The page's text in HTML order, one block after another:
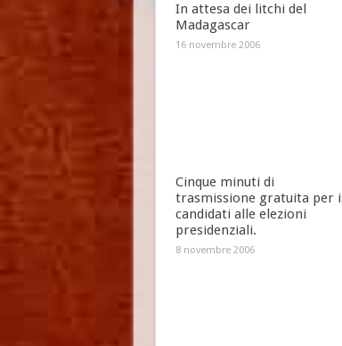
In attesa dei litchi del
Madagascar
16 novembre 2006
Cinque minuti di
trasmissione gratuita per i
candidati alle elezioni
presidenziali.
8 novembre 2006